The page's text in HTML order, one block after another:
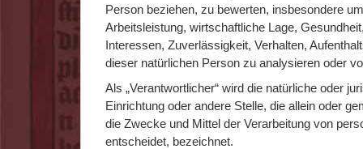
Person beziehen, zu bewerten, insbesondere
Arbeitsleistung, wirtschaftliche Lage,
Interessen, Zuverlässigkeit, Verhalten,
dieser natürlichen Person zu analysieren oder
Als „Verantwortlicher“ wird die natürliche oder
Einrichtung oder andere Stelle, die allein oder
die Zwecke und Mittel der Verarbeitung von
entscheidet, bezeichnet.